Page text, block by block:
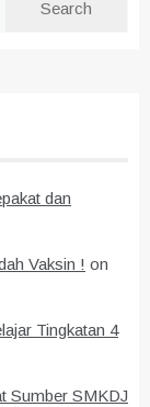
dan
Vaksin ! on
Tingkatan 4
Sumber SMKDJ